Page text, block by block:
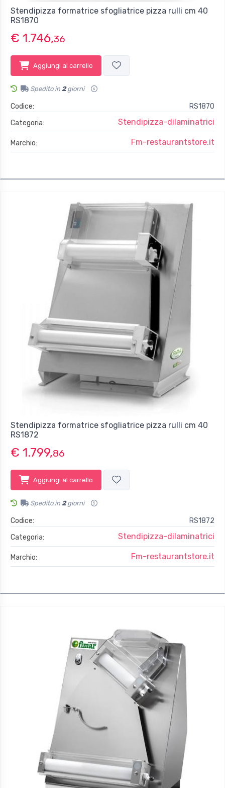
Stendipizza formatrice sfogliatrice pizza rulli cm 40
RS1870
€ 1.746,36
Aggiungi al carrello
Spedito in 2giorni
Codice:
RS1870
Categoria:
Stendipizza-dilaminatrici
Marchio: Fm-restaurantstore.it
Stendipizza formatrice sfogliatrice pizza rulli cm 40
RS1872
€ 1.799,86
Aggiungi al carrello
Spedito in 2giorni
Codice:
RS1872
Categoria:
Stendipizza-dilaminatrici
Marchio: Fm-restaurantstore.it